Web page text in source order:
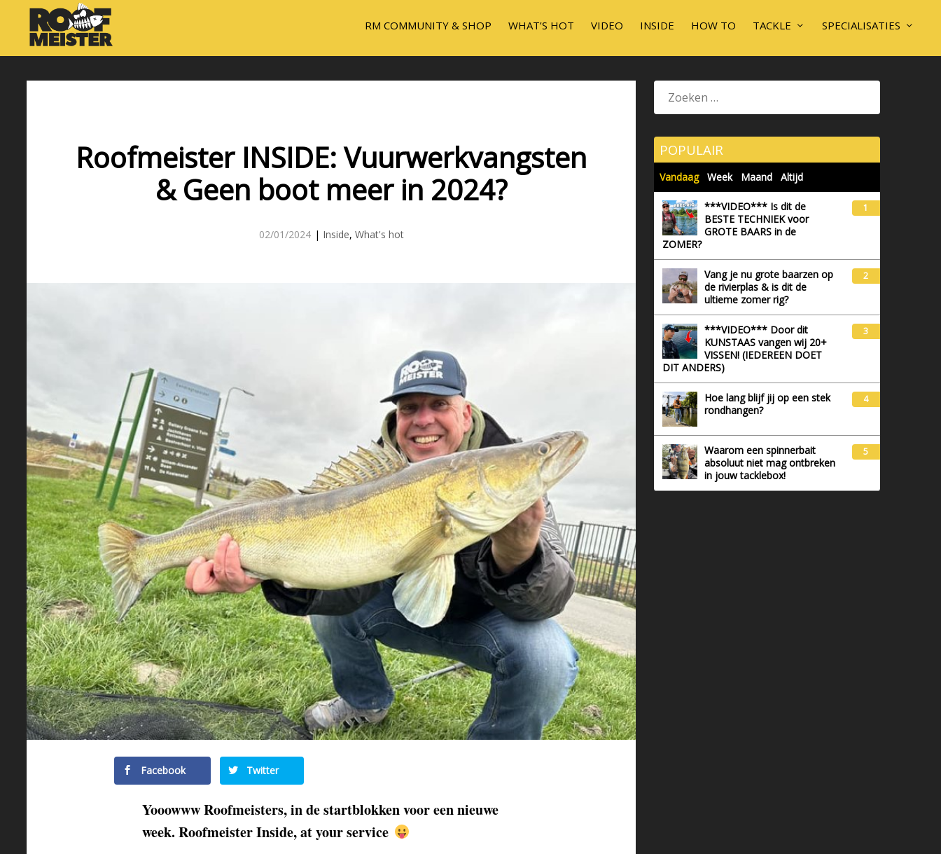
RM COMMUNITY & SHOP WHAT’S HOT VIDEO INSIDE HOW TO TACKLE SPECIALISATIES
Roofmeister INSIDE: Vuurwerkvangsten
& Geen boot meer in 2024?
02/01/2024 | Inside, What's hot
Facebook Twitter
Yooowww Roofmeisters, in de startblokken voor een nieuwe
week. Roofmeister Inside, at your service
POPULAIR
Vandaag Week Maand Altijd
***VIDEO*** Is dit de
BESTE TECHNIEK voor
GROTE BAARS in de
ZOMER?
1
Vang je nu grote baarzen op
de rivierplas & is dit de
ultieme zomer rig?
2
***VIDEO*** Door dit
KUNSTAAS vangen wij 20+
VISSEN! (IEDEREEN DOET
DIT ANDERS)
3
Hoe lang blijf jij op een stek
rondhangen?
4
Waarom een spinnerbait
absoluut niet mag ontbreken
in jouw tacklebox!
5